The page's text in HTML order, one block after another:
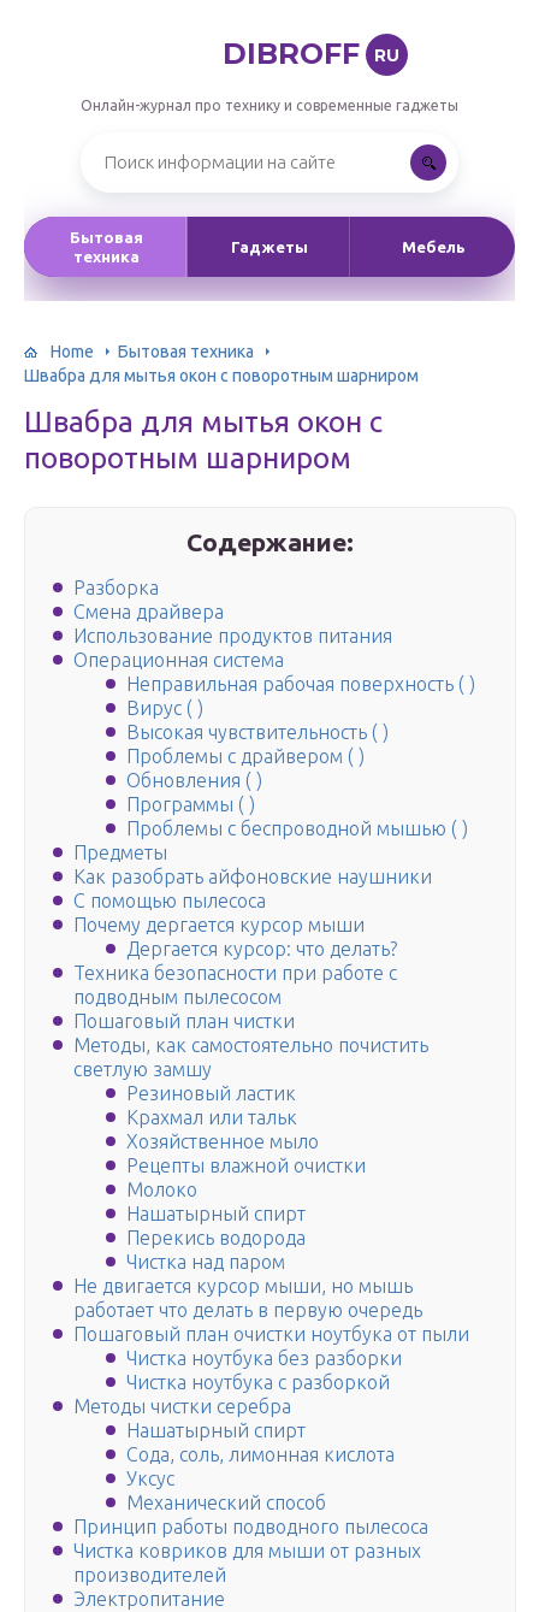
DIBROFF RU
Онлайн-журнал про технику и современные гаджеты
Бытовая
техника
Гаджеты Мебель
Home
Бытовая техника
Швабра для мытья окон с поворотным шарниром
Швабра для мытья окон с
поворотным шарниром
Содержание:
Разборка
Смена драйвера
Использование продуктов питания
Операционная система
Неправильная рабочая поверхность ( )
Вирус ( )
Высокая чувствительность ( )
Проблемы с драйвером ( )
Обновления ( )
Программы ( )
Проблемы с беспроводной мышью ( )
Предметы
Как разобрать айфоновские наушники
С помощью пылесоса
Почему дергается курсор мыши
Дергается курсор: что делать?
Техника безопасности при работе с
подводным пылесосом
Пошаговый план чистки
Методы, как самостоятельно почистить
светлую замшу
Резиновый ластик
Крахмал или тальк
Хозяйственное мыло
Рецепты влажной очистки
Молоко
Нашатырный спирт
Перекись водорода
Чистка над паром
Не двигается курсор мыши, но мышь
работает что делать в первую очередь
Пошаговый план очистки ноутбука от пыли
Чистка ноутбука без разборки
Чистка ноутбука с разборкой
Методы чистки серебра
Нашатырный спирт
Сода, соль, лимонная кислота
Уксус
Механический способ
Принцип работы подводного пылесоса
Чистка ковриков для мыши от разных
производителей
Электропитание